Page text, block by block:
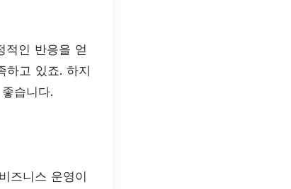
적인 반응을 얻
하고 있죠. 하지
습니다.
즈니스 운영이